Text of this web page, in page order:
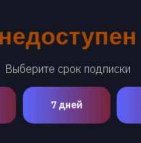
Выберите срок подписки
7 дней
недоступен